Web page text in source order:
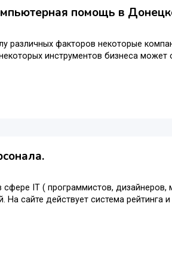
помощь в
различных факторов некоторые
инструментов бизнеса может
IT ( программистов, дизайнеров,
сайте действует система рейтинга